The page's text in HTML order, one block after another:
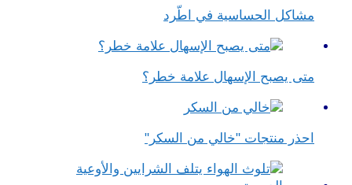
مشاكل الحساسية في اطّرد
متى يصبح الإسهال علامة خطر؟
احذر منتجات "خالي من السكر"